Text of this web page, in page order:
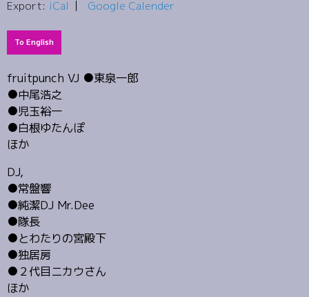
Export: iCal Google Calender
To English
fruitpunch VJ ●東泉一郎
●中尾浩之
●児玉裕一
●白根ゆたんぽ
ほか
DJ,
●常盤響
●純潔DJ Mr.Dee
●隊長
●とわたりの宮殿下
●独居房
●２代目ニカウさん
ほか